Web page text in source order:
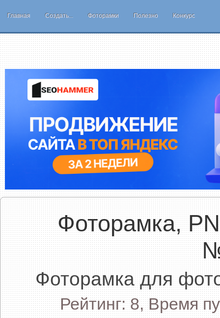
Главная Создать... Фоторамки Полезно Конкурс
Фоторамка,
Фоторамка для
Рейтинг: 8, Время